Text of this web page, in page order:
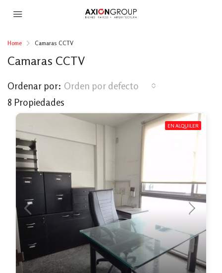
Home Camaras CCTV
Camaras CCTV
8 Propiedades
Ordenar por: Orden por defecto
EN ALQUILER